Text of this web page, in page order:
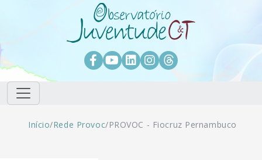
Pular para o conteúdo principal
Facebook
Youtube
LinkedIn
Instagram
Threads
Trilha de navegação
Início/Rede Provoc/PROVOC - Fiocruz Pernambuco